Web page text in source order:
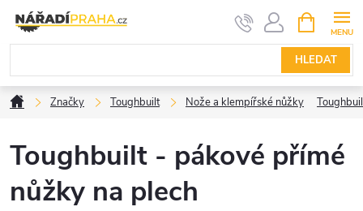
obsah
HLEDAT
NÁKUPNÍ
KOŠÍK
DomůZnačky Toughbuilt Nože a klempířské nůžky
Toughbuilt - pákové přímé
nůžky na plech